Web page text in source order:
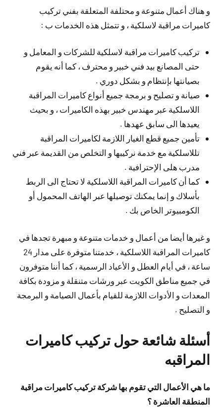
و هناك أعمال متنوعة و محتلفة المتعلقة بفني تركيب
كاميرات مراقبة لاسلكية ، و تتمثل هذه الخدمات ب :
تركيب كاميرات مراقبة لاسلكية للشركات و المعامل و
حتى المصانع بيد فني خبير و محترف ، كما أنه يقوم
بصيانتها بإنتظام و بشكل دوري .
صيانة و تصليح و برمجة جميع أنواع كاميرات المراقبة
اللاسلكية عبر مهندس خبير بهذه الكاميرات ، و بحيث
يعيدها الى سابق عهدها .
تأمين جميع قطع الغيار اللازمة لكاميرات المراقبة
تللاسلكية مع خدمة نركيبها و التخلص من القديمة عبر فني
مدرب هلى الإحترافية .
كما أن كاميرات المراقبة اللاسلكية لا تحتاج الى الربط
بأسلاك و إنما يمكنك توصيلها عبر الهاتف المحمول أو
الكومبيوتر الخاص بك .
و غيرها أيضا من أعمال و خدمات متنوعة و مبهرة تجدها في
كاميرات المراقبة اللاسلكية ، خدمتنا متوفرة على مدار 24
ساعة ، في أيام العطل و الأعياد الرسمية ، كما أننا متوفرون
في جميع مناطق الكويت عبر ورشات متنقلة و مزودة بكافة
المعدات و الأدوات اللازمة للقيام بأعمال الصيامة و البرمجة
و التصليح .
أسئلة شائعة حول تركيب كاميرات
المراقبه
ما هي الأعمال التي تقوم بها شركة تركيب كاميرات مراقبة
المنطقة العاشرة ؟